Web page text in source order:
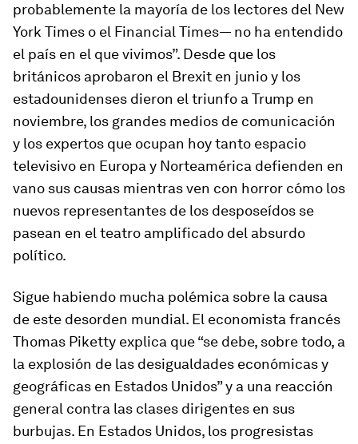
probablemente la mayoría de los lectores del New
York Times o el Financial Times— no ha entendido
el país en el que vivimos”. Desde que los
británicos aprobaron el Brexit en junio y los
estadounidenses dieron el triunfo a Trump en
noviembre, los grandes medios de comunicación
y los expertos que ocupan hoy tanto espacio
televisivo en Europa y Norteamérica defienden en
vano sus causas mientras ven con horror cómo los
nuevos representantes de los desposeídos se
pasean en el teatro amplificado del absurdo
político.
Sigue habiendo mucha polémica sobre la causa
de este desorden mundial. El economista francés
Thomas Piketty explica que “se debe, sobre todo, a
la explosión de las desigualdades económicas y
geográficas en Estados Unidos” y a una reacción
general contra las clases dirigentes en sus
burbujas. En Estados Unidos, los progresistas